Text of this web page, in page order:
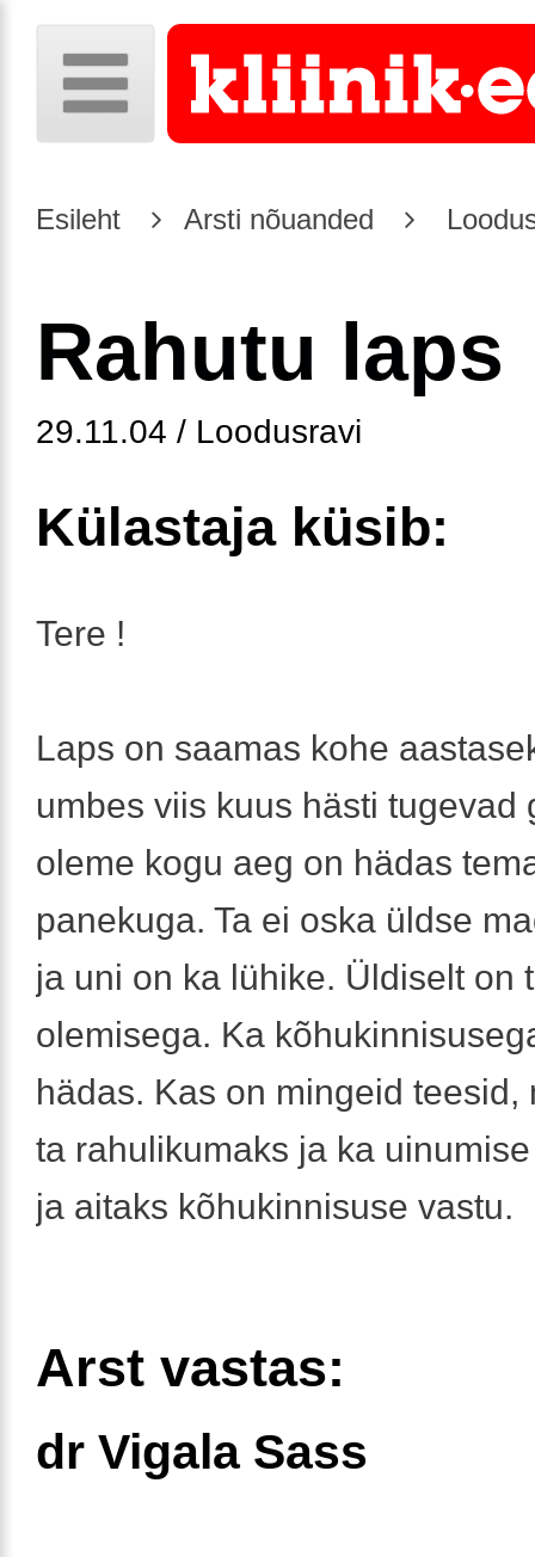
Esileht Arsti nõuanded
Rahutu laps
29.11.04 / Loodusravi
Külastaja küsib:
Tere !
Laps on saamas kohe
umbes viis kuus hästi tugevad
oleme kogu aeg on hädas
panekuga. Ta ei oska üldse
ja uni on ka lühike. Üldiselt on
olemisega. Ka
hädas. Kas on mingeid teesid,
ta rahulikumaks ja ka
ja aitaks kõhukinnisuse vastu.
Arst vastas:
dr Vigala Sass